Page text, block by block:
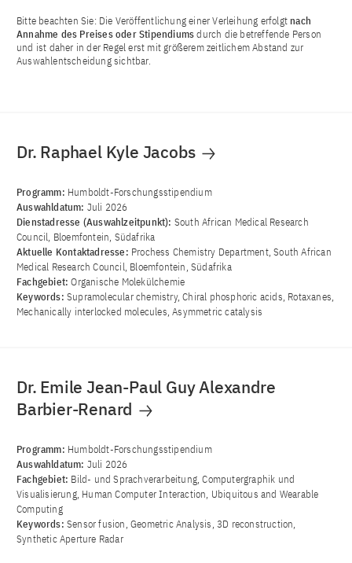
Bitte beachten Sie: Die Veröffentlichung einer Verleihung erfolgt nach
Annahme des Preises oder Stipendiumsdurch die betreffende Person
und ist daher in der Regel erst mit größerem zeitlichem Abstand zur
Auswahlentscheidung sichtbar.
Dr. Raphael Kyle Jacobs
Programm: Humboldt-Forschungsstipendium
Auswahldatum: Juli 2026
Dienstadresse (Auswahlzeitpunkt): South African Medical Research
Council, Bloemfontein, Südafrika
Aktuelle Kontaktadresse: Prochess Chemistry Department, South African
Medical Research Council, Bloemfontein, Südafrika
Fachgebiet:Organische Molekülchemie
Keywords: Supramolecular chemistry, Chiral phosphoric acids, Rotaxanes,
Mechanically interlocked molecules, Asymmetric catalysis
Dr. Emile Jean-Paul Guy Alexandre
Barbier-Renard
Programm: Humboldt-Forschungsstipendium
Auswahldatum: Juli 2026
Fachgebiet: Bild- und Sprachverarbeitung, Computergraphik und
Visualisierung, Human Computer Interaction, Ubiquitous and Wearable
Computing
Keywords: Sensor fusion, Geometric Analysis, 3D reconstruction,
Synthetic Aperture Radar